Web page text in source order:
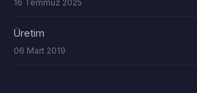
16 Temmuz 2025
Üretim
06 Mart 2019